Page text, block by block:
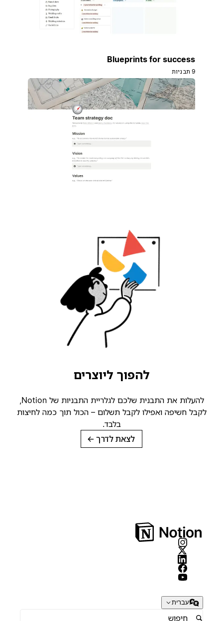
Blueprints for success
להפוך ליוצרים
להעלות את התבנית שלכם לגלריית התבניות של Notion,
לקבל חשיפה ואפילו לקבל תשלום – הכול תוך כמה לחיצות
בלבד.
לצאת לדרך→
עברית